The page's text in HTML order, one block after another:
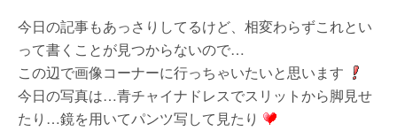
今日の記事もあっさりしてるけど、相変わらずこれとい
って書くことが見つからないので…
この辺で画像コーナーに行っちゃいたいと思います
今日の写真は…青チャイナドレスでスリットから脚見せ
たり…鏡を用いてパンツ写して見たり